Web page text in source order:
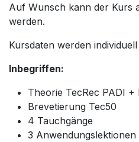
Auf Wunsch kann der Kurs
werden.
Kursdaten werden
Inbegriffen:
Theorie TecRec PADI
Brevetierung Tec50
4 Tauchgänge
3 Anwendungslektionen